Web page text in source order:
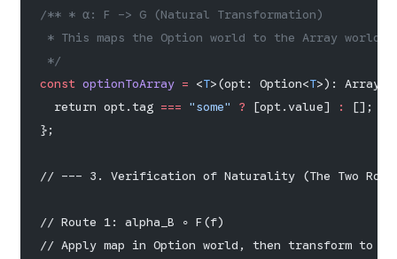
/** * α: F -> G (Natural Transformation)
* This maps the Option world to the Array world.
*/
const optionToArray = <T>(opt: Option<T>): Array<
  return opt.tag
=== "some" ? [opt.value] :
[];
};
// --- 3. Verification of Naturality (The Two
// Route 1: alpha_B ∘ F(f)
// Apply map in Option world, then transform to